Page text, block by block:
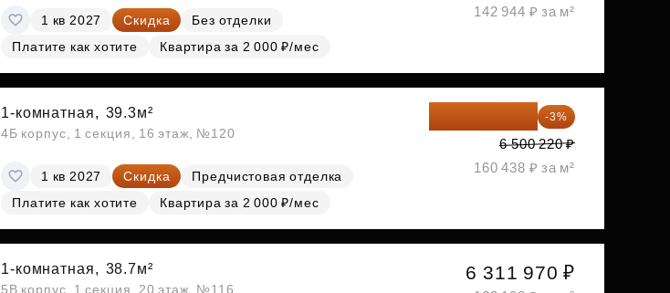
1 кв 2027 Скидка
Без отделки
Платите как хотите
Квартира за 2 000 ₽/мес
142 944 ₽ за м²
1-комнатная, 39.3м²
4Б корпус, 1 секция, 16 этаж, №120
1 кв 2027 Скидка
Предчистовая отделка
Платите как хотите
Квартира за 2 000 ₽/мес
6 305 213 ₽ -3%
6 500 220 ₽
160 438 ₽ за м²
1-комнатная, 38.7м²
5В корпус, 1 секция, 20 этаж, №116
6 311 970 ₽